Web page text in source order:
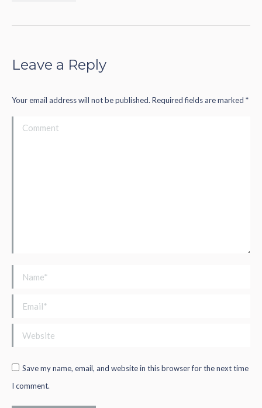
Leave a Reply
Your email address will not be published. Required fields are marked *
Comment
Name *
Email *
Website
Save my name, email, and website in this browser for the next time
I comment.